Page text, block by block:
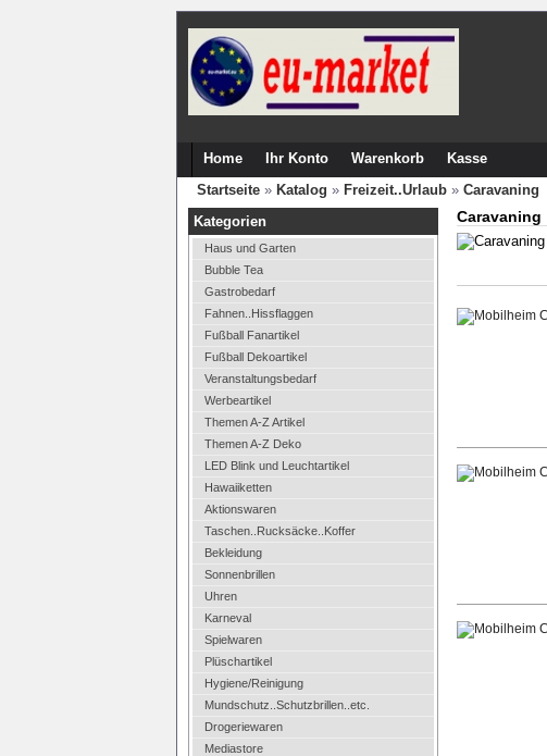
Home Ihr Konto Warenkorb
Kasse
Startseite » Katalog » Freizeit..Urlaub » Caravaning
Kategorien
Haus und Garten
Bubble Tea
Gastrobedarf
Fahnen..Hissflaggen
Fußball Fanartikel
Fußball Dekoartikel
Veranstaltungsbedarf
Werbeartikel
Themen A-Z Artikel
Themen A-Z Deko
LED Blink und Leuchtartikel
Hawaiiketten
Aktionswaren
Taschen..Rucksäcke..Koffer
Bekleidung
Sonnenbrillen
Uhren
Karneval
Spielwaren
Plüschartikel
Hygiene/Reinigung
Mundschutz..Schutzbrillen..etc.
Drogeriewaren
Mediastore
Caravaning